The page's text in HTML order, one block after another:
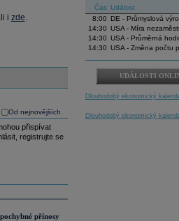
i zde.
Od nejnovějších
přispívat
registrujte se
přínosy
Čas Událost
8:00
DE - Průmyslová
14:30 USA - Míra
14:30 USA - Průměrná
14:30 USA - Změna počtu
UDÁLOSTI
Dlouhodobý ekonomický
Dlouhodobý ekonomický